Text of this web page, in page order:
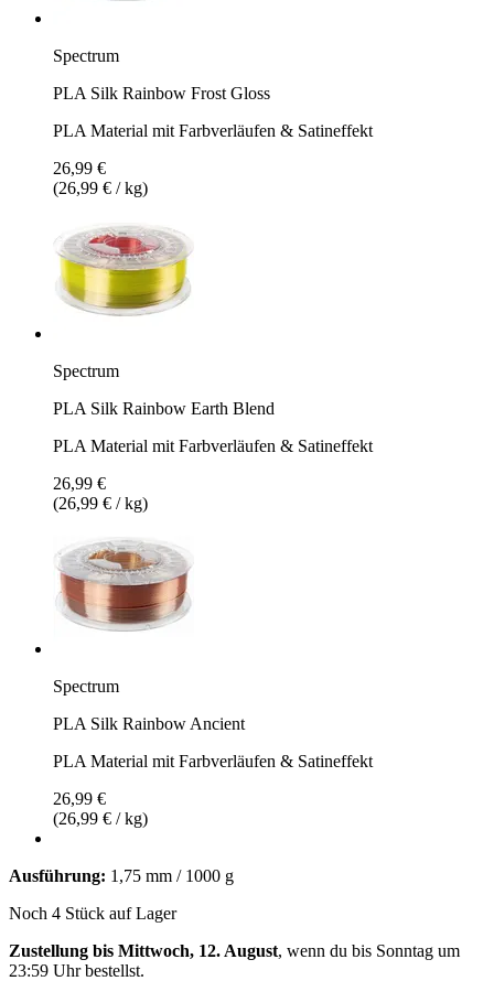
Spectrum
PLA Silk Rainbow Frost Gloss
PLA Material mit Farbverläufen & Satineffekt
26,99 €
(26,99 € / kg)
Spectrum
PLA Silk Rainbow Earth Blend
PLA Material mit Farbverläufen & Satineffekt
26,99 €
(26,99 € / kg)
Spectrum
PLA Silk Rainbow Ancient
PLA Material mit Farbverläufen & Satineffekt
26,99 €
(26,99 € / kg)
Ausführung: 1,75 mm / 1000 g
Noch 4 Stück auf Lager
Zustellung bis Mittwoch, 12. August, wenn du bis Sonntag um
23:59 Uhrbestellst.